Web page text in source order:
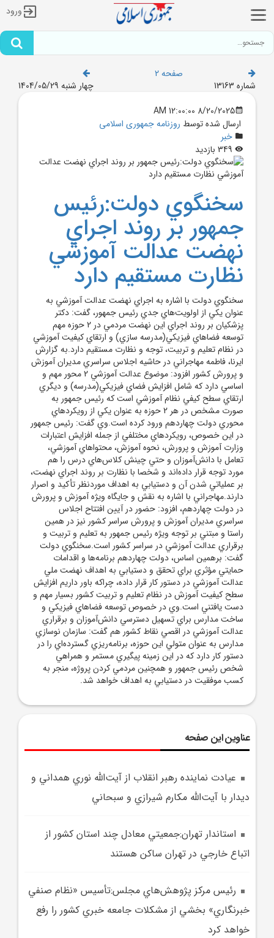
ورود
صفحه 2
شماره 13163
چهار شنبه 1404/05/29
8/20/2025 12:00:00 AM
ارسال شده توسط روزنامه جمهوری اسلامی
خبر
سخنگوي دولت:رئيس
جمهور بر روند اجراي
نهضت عدالت آموزشي
نظارت مستقيم دارد
سخنگوي دولت با اشاره به اجراي نهضت عدالت آموزشي به
عنوان يکي از اولويت‌هاي جدي رئيس جمهور، گفت: دکتر
پزشکيان بر روند اجراي اين نهضت مردمي در 2 حوزه مهم
توسعه فضاهاي فيزيکي(مدرسه سازي) و ارتقاي کيفيت آموزشي
در نظام تعليم و تربيت، توجه و نظارت مستقيم دارد.به گزارش
ايرنا، فاطمه مهاجراني در حاشيه اجلاس سراسري مديران آموزش
و پرورش کشور افزود: موضوع عدالت آموزشي 2 محور مهم و
اساسي دارد که شامل افزايش فضاي فيزيکي(مدرسه) و ديگري
ارتقاي سطح کيفي نظام آموزشي است که رئيس جمهور به
صورت مشخص در هر 2 حوزه به عنوان يکي از رويکردهاي
محوري دولت چهاردهم ورود کرده است.وي گفت: رئيس جمهور
در اين خصوص، رويکردهاي مختلفي از جمله افزايش اعتبارات
وزارت آموزش و پرورش، نحوه آموزش، محتواهاي آموزشي،
تعامل با دانش‌آموزان و حتي چينش کلاس‌هاي درس را هم
مورد توجه قرار داده‌اند و شخصا با نظارت بر روند اجراي نهضت،
بر عملياتي شدن آن و دستيابي به اهداف موردنظر تأکيد و اصرار
دارند.مهاجراني با اشاره به نقش و جايگاه ويژه آموزش و پرورش
در دولت چهاردهم، افزود: حضور در آيين افتتاح اجلاس
سراسري مديران آموزش و پرورش سراسر کشور نيز در همين
راستا و مبتني بر توجه ويژه رئيس جمهور به تعليم و تربيت و
برقراري عدالت آموزشي در سراسر کشور است.سخنگوي دولت
گفت: برهمين اساس، دولت چهاردهم برنامه‌ها و اقدامات
حمايتي مؤثري براي تحقق و دستيابي به اهداف نهضت ملي
عدالت آموزشي در دستور کار قرار داده، چراکه باور داريم افزايش
سطح کيفيت آموزش در نظام تعليم و تربيت کشور بسيار مهم و
دست يافتني است.وي در خصوص توسعه فضاهاي فيزيکي و
ساخت مدارس براي تسهيل دسترسي دانش‌آموزان و برقراري
عدالت آموزشي در اقصي نقاط کشور هم گفت: سازمان نوسازي
مدارس به عنوان متولي اين حوزه، برنامه‌ريزي گسترده‌اي را در
دستور کار دارد که در اين زمينه پيگيري مستمر و همراهي
شخص رئيس جمهور و همچنين مردمي کردن پروژه، منجر به
کسب موفقيت در دستيابي به اهداف خواهد شد.
عناوین این صفحه
عيادت نماينده رهبر انقلاب از آيت‌الله نوري همداني و
ديدار با آيت‌الله مکارم شيرازي و سبحاني
استاندار تهران:جمعيتي معادل چند استان‌ کشور از
اتباع خارجي در تهران ساکن هستند
رئيس مرکز پژوهش‌هاي مجلس:تأسيس «نظام صنفي
خبرنگاري» بخشي از مشکلات جامعه خبري کشور را رفع
خواهد کرد